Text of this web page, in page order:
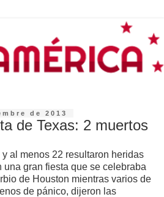
de 2013
de Texas: 2 muertos
al menos 22 resultaron heridas
gran fiesta que se celebraba
de Houston mientras varios de
de pánico, dijeron las